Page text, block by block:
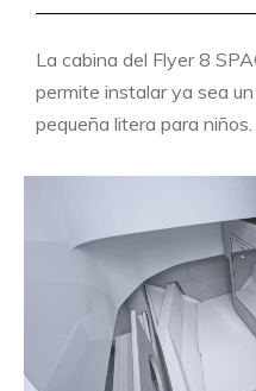
La cabina del Flyer 8
permite instalar ya sea
pequeña litera para niños.